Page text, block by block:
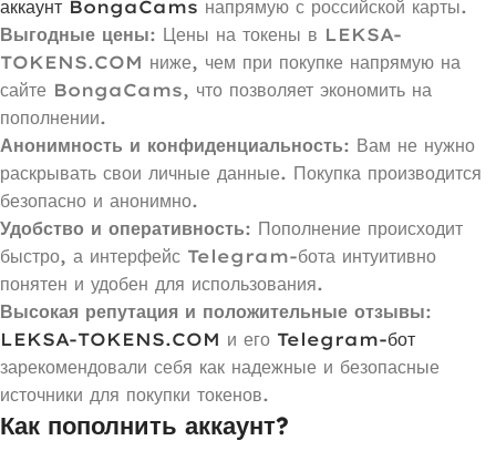
аккаунт BongaCams напрямую с российской карты.
Выгодные цены: Цены на токены в LEKSA-
TOKENS.COM ниже, чем при покупке напрямую на
сайте BongaCams, что позволяет экономить на
пополнении.
Анонимность и конфиденциальность: Вам не нужно
раскрывать свои личные данные. Покупка производится
безопасно и анонимно.
Удобство и оперативность: Пополнение происходит
быстро, а интерфейс Telegram-бота интуитивно
понятен и удобен для использования.
Высокая репутация и положительные отзывы:
LEKSA-TOKENS.COM и его Telegram-бот
зарекомендовали себя как надежные и безопасные
источники для покупки токенов.
Как пополнить аккаунт?